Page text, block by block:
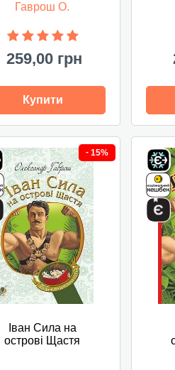
Гаврош О.
259,00 грн
Купити
- 15%
Іван Сила на
острові Щастя